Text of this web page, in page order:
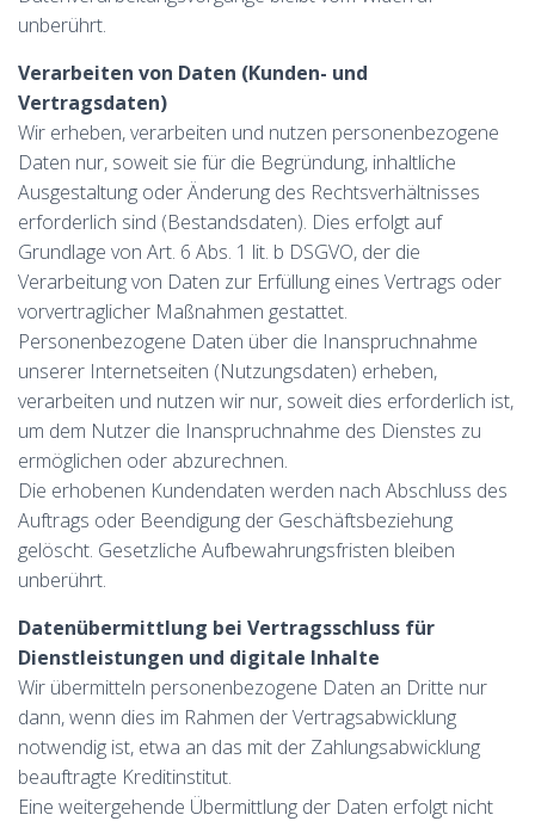
unberührt.
Verarbeiten von Daten (Kunden- und
Vertragsdaten)
Wir erheben, verarbeiten und nutzen personenbezogene
Daten nur, soweit sie für die Begründung, inhaltliche
Ausgestaltung oder Änderung des Rechtsverhältnisses
erforderlich sind (Bestandsdaten). Dies erfolgt auf
Grundlage von Art. 6 Abs. 1 lit. b DSGVO, der die
Verarbeitung von Daten zur Erfüllung eines Vertrags oder
vorvertraglicher Maßnahmen gestattet.
Personenbezogene Daten über die Inanspruchnahme
unserer Internetseiten (Nutzungsdaten) erheben,
verarbeiten und nutzen wir nur, soweit dies erforderlich ist,
um dem Nutzer die Inanspruchnahme des Dienstes zu
ermöglichen oder abzurechnen.
Die erhobenen Kundendaten werden nach Abschluss des
Auftrags oder Beendigung der Geschäftsbeziehung
gelöscht. Gesetzliche Aufbewahrungsfristen bleiben
unberührt.
Datenübermittlung bei Vertragsschluss für
Dienstleistungen und digitale Inhalte
Wir übermitteln personenbezogene Daten an Dritte nur
dann, wenn dies im Rahmen der Vertragsabwicklung
notwendig ist, etwa an das mit der Zahlungsabwicklung
beauftragte Kreditinstitut.
Eine weitergehende Übermittlung der Daten erfolgt nicht